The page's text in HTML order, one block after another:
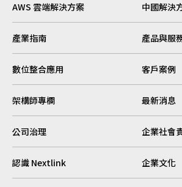
AWS 雲端解決方案 中國解決
產業指南 產品與服
數位整合應用 客戶案例
架構師專欄 最新消息
公司治理 企業社會
認識 Nextlink 企業文化